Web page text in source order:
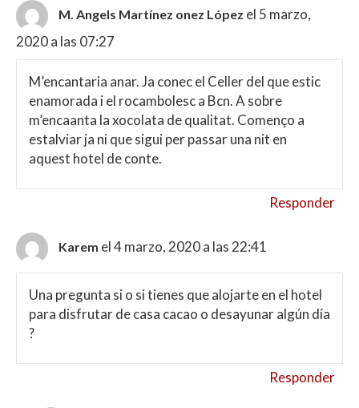
M. Angels Martínez onez López el 5 marzo,
2020 a las 07:27
M’encantaria anar. Ja conec el Celler del que estic
enamorada i el rocambolesc a Bcn. A sobre
m’encaanta la xocolata de qualitat. Començo a
estalviar ja ni que sigui per passar una nit en
aquest hotel de conte.
Responder
Karem el 4 marzo, 2020 a las 22:41
Una pregunta si o si tienes que alojarte en el hotel
para disfrutar de casa cacao o desayunar algún día
?
Responder